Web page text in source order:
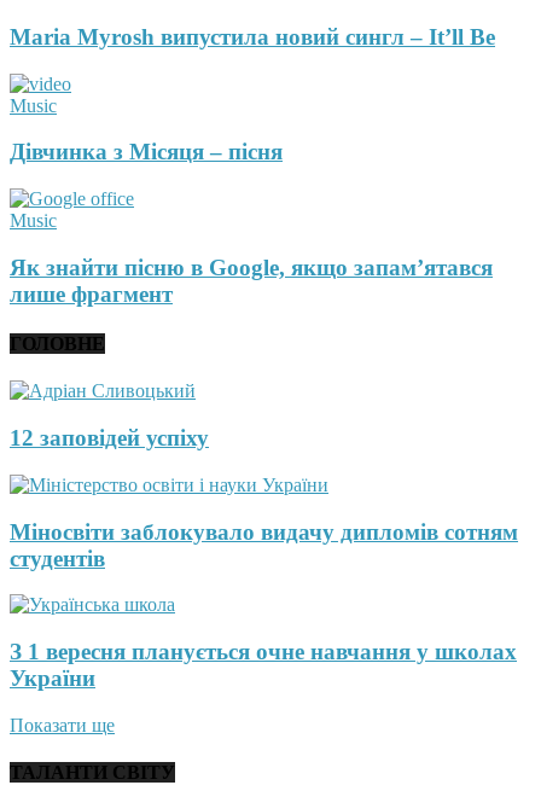
Maria Myrosh випустила новий сингл – It’ll Be
Music
Дівчинка з Місяця – пісня
Music
Як знайти пісню в Google, якщо запам’ятався
лише фрагмент
ГОЛОВНЕ
12 заповідей успіху
Міносвіти заблокувало видачу дипломів сотням
студентів
З 1 вересня планується очне навчання у школах
України
Показати ще
ТАЛАНТИ СВІТУ